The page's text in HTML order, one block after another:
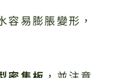
容易膨脹變形，